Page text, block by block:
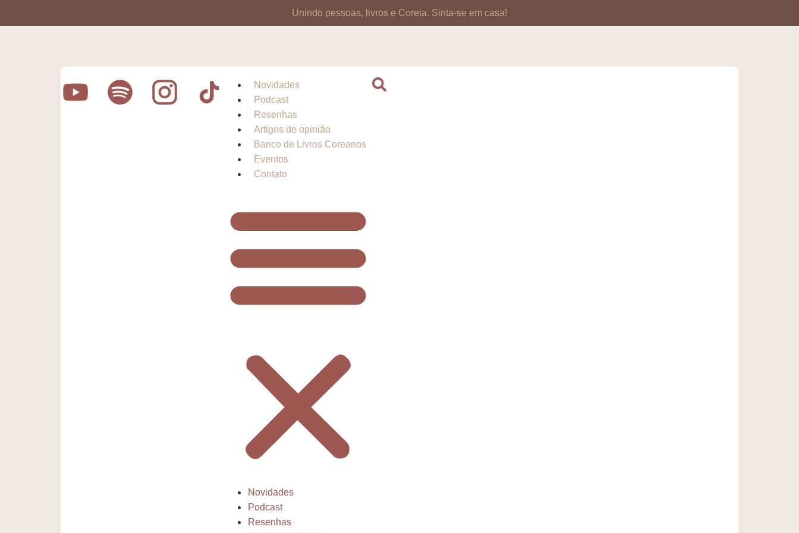
Unindo pessoas, livros e Coreia. Sinta-se em casa!
Novidades
Podcast
Resenhas
Artigos de opinião
Banco de Livros Coreanos
Eventos
Contato
Novidades
Podcast
Resenhas